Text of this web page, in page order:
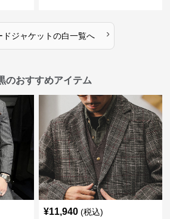
ドジャケットの白一覧へ ›
のおすすめアイテム
¥11,940 (税込)